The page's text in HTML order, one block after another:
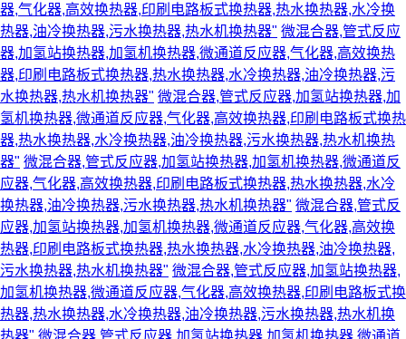
器,气化器,高效换热器,印刷电路板式换热器,热水换热器,水冷换
热器,油冷换热器,污水换热器,热水机换热器" 微混合器,管式反应
器,加氢站换热器,加氢机换热器,微通道反应器,气化器,高效换热
器,印刷电路板式换热器,热水换热器,水冷换热器,油冷换热器,污
水换热器,热水机换热器" 微混合器,管式反应器,加氢站换热器,加
氢机换热器,微通道反应器,气化器,高效换热器,印刷电路板式换热
器,热水换热器,水冷换热器,油冷换热器,污水换热器,热水机换热
器" 微混合器,管式反应器,加氢站换热器,加氢机换热器,微通道反
应器,气化器,高效换热器,印刷电路板式换热器,热水换热器,水冷
换热器,油冷换热器,污水换热器,热水机换热器" 微混合器,管式反
应器,加氢站换热器,加氢机换热器,微通道反应器,气化器,高效换
热器,印刷电路板式换热器,热水换热器,水冷换热器,油冷换热器,
污水换热器,热水机换热器" 微混合器,管式反应器,加氢站换热器,
加氢机换热器,微通道反应器,气化器,高效换热器,印刷电路板式换
热器,热水换热器,水冷换热器,油冷换热器,污水换热器,热水机换
热器" 微混合器,管式反应器,加氢站换热器,加氢机换热器,微通道